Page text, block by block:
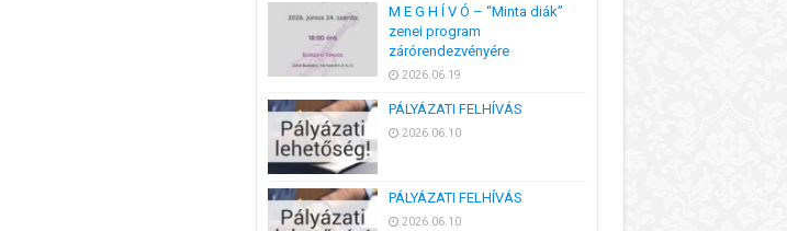
M E G H Í V Ó – “Minta diák”
zenei program
zárórendezvényére
2026.06.19
PÁLYÁZATI FELHÍVÁS
2026.06.10
PÁLYÁZATI FELHÍVÁS
2026.06.10